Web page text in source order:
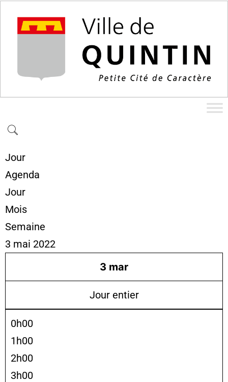
Jour
Agenda
Jour
Mois
Semaine
3 mai 2022
3 mar
Jour entier
0h00
1h00
2h00
3h00